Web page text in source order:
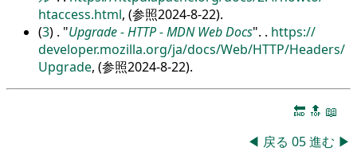
htaccess.html, (参照2024-8-22).
(3) . Upgrade - HTTP - MDN Web Docs . . https://
developer.mozilla.org/ja/docs/Web/HTTP/Headers/
Upgrade, (参照2024-8-22).
🔚 🔝 📖
◀ 戻る 05進む ▶